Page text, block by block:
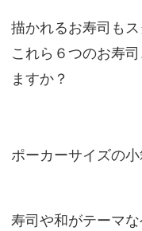
描かれるお寿司もス
これら６つのお寿
ますか？
ポーカーサイズの
寿司や和がテーマな